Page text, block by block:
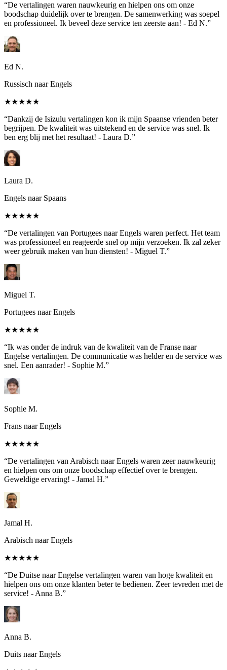
“De vertalingen waren nauwkeurig en hielpen ons om onze
boodschap duidelijk over te brengen. De samenwerking was soepel
en professioneel. Ik beveel deze service ten zeerste aan! - Ed N.”
Ed N.
Russisch naar Engels
★★★★★
“Dankzij de Isizulu vertalingen kon ik mijn Spaanse vrienden beter
begrijpen. De kwaliteit was uitstekend en de service was snel. Ik
ben erg blij met het resultaat! - Laura D.”
Laura D.
Engels naar Spaans
★★★★★
“De vertalingen van Portugees naar Engels waren perfect. Het team
was professioneel en reageerde snel op mijn verzoeken. Ik zal zeker
weer gebruik maken van hun diensten! - Miguel T.”
Miguel T.
Portugees naar Engels
★★★★★
“Ik was onder de indruk van de kwaliteit van de Franse naar
Engelse vertalingen. De communicatie was helder en de service was
snel. Een aanrader! - Sophie M.”
Sophie M.
Frans naar Engels
★★★★★
“De vertalingen van Arabisch naar Engels waren zeer nauwkeurig
en hielpen ons om onze boodschap effectief over te brengen.
Geweldige ervaring! - Jamal H.”
Jamal H.
Arabisch naar Engels
★★★★★
“De Duitse naar Engelse vertalingen waren van hoge kwaliteit en
hielpen ons om onze klanten beter te bedienen. Zeer tevreden met de
service! - Anna B.”
Anna B.
Duits naar Engels